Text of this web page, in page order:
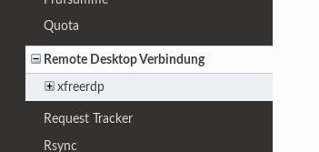
Quota
Remote Desktop Verbindung
xfreerdp
Request Tracker
Rsync